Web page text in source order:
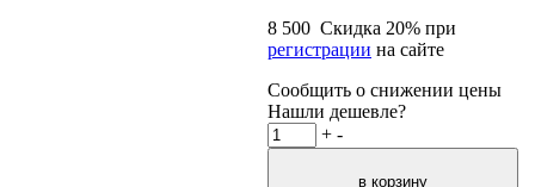
8 500 Скидка 20% при
регистрации на сайте
Сообщить о снижении цены
Нашли дешевле?
+ -